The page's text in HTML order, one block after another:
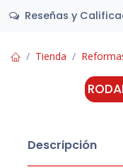
Reseñas y
Tienda
Descripción